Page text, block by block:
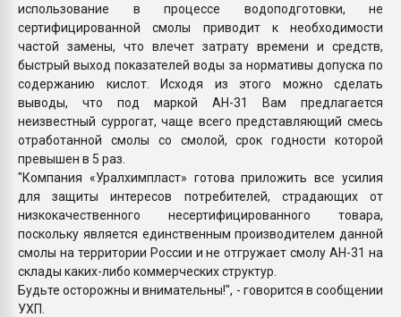
использование в процессе водоподготовки, не
сертифицированной смолы приводит к необходимости
частой замены, что влечет затрату времени и средств,
быстрый выход показателей воды за нормативы допуска по
содержанию кислот. Исходя из этого можно сделать
выводы, что под маркой АН-31 Вам предлагается
неизвестный суррогат, чаще всего представляющий смесь
отработанной смолы со смолой, срок годности которой
превышен в 5 раз.
"Компания «Уралхимпласт» готова приложить все усилия
для защиты интересов потребителей, страдающих от
низкокачественного несертифицированного товара,
поскольку является единственным производителем данной
смолы на территории России и не отгружает смолу АН-31 на
склады каких-либо коммерческих структур.
Будьте осторожны и внимательны!", - говорится в сообщении
УХП.